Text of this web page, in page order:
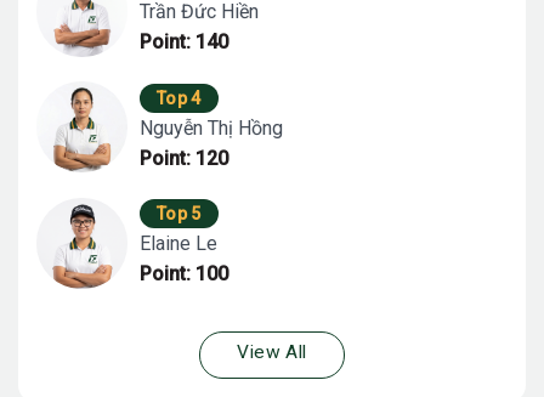
Trần Đức Hiền
Point: 140
Top 4
Nguyễn Thị Hồng
Point: 120
Top 5
Elaine Le
Point: 100
View All